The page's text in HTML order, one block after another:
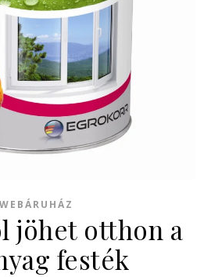
WEBÁRUHÁZ
jöhet otthon a
festék